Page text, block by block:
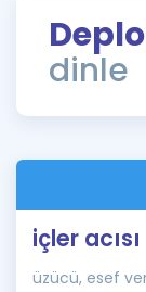
Rehberlik
ÖSYM
İngilizce
dinle
içler acısı
üzücü, esef